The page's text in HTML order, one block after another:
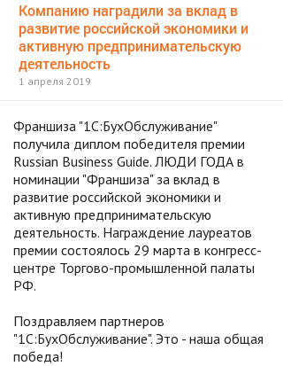
Компанию наградили за вклад в
развитие российской экономики и
активную предпринимательскую
деятельность
1 апреля 2019
Франшиза "1С:БухОбслуживание"
получила диплом победителя премии
Russian Business Guide. ЛЮДИ ГОДА в
номинации "Франшиза" за вклад в
развитие российской экономики и
активную предпринимательскую
деятельность. Награждение лауреатов
премии состоялось 29 марта в конгресс-
центре Торгово-промышленной палаты
РФ.
Поздравляем партнеров
"1С:БухОбслуживание". Это - наша общая
победа!